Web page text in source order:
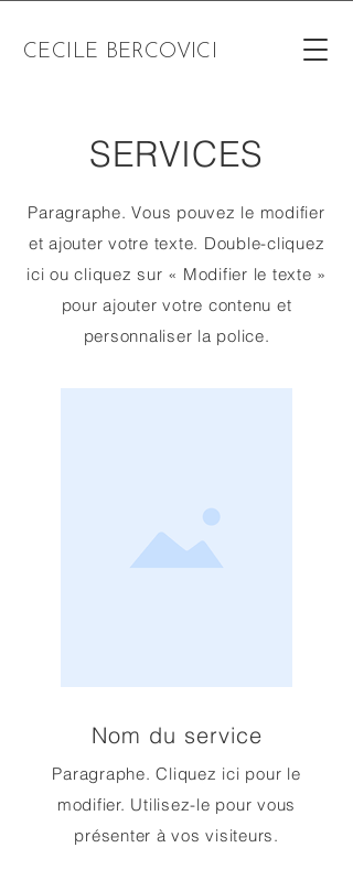
CECILE BERCOVICI
SERVICES
Paragraphe. Vous pouvez le modifier
et ajouter votre texte. Double-cliquez
ici ou cliquez sur « Modifier le texte »
pour ajouter votre contenu et
personnaliser la police.
Nom du service
Paragraphe. Cliquez ici pour le
modifier. Utilisez-le pour vous
présenter à vos visiteurs.